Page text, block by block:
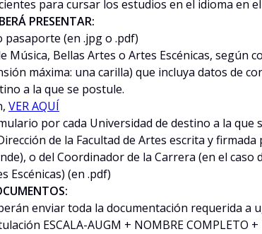
para cursar los estudios en el idioma en
PRESENTAR:
pasaporte (en .jpg o .pdf)
Música, Bellas Artes o Artes Escénicas, según
máxima: una carilla) que incluya datos de
a la que se postule.
VER AQUÍ
por cada Universidad de destino a la que
de la Facultad de Artes escrita y
o del Coordinador de la Carrera (en el
Escénicas) (en .pdf)
enviar toda la documentación requerida a
ESCALA-AUGM + NOMBRE